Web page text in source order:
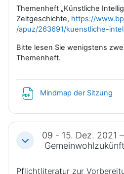
Themenheft „Künstliche
Zeitgeschichte, https://
/apuz/263691/kuenstliche-
Bitte lesen Sie wenigstens
Themenheft.
Mindmap der Sitzung
Einklappen
09 - 15. Dez. 2021 –
Pflichtliteratur zur